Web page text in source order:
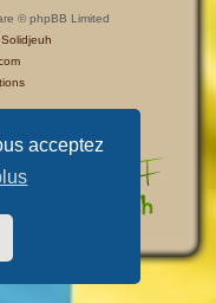
acceptez
© phpBB Limited